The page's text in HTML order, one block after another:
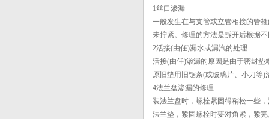
1丝口渗漏
一般发生在与支管或立管相接的管
未拧紧。修理的方法是拆开后根据
2活接(由任)漏水或漏汽的处理
活接(由任)渗漏的原因是由于密封
原旧垫用旧锯条(或玻璃片、小刀等
4法兰盘渗漏的修理
装法兰盘时，螺栓紧固得稍松一些
法兰垫，紧固螺栓时要对角紧，紧